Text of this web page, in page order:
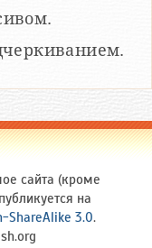
сайта (кроме
на
ShareAlike 3.0.